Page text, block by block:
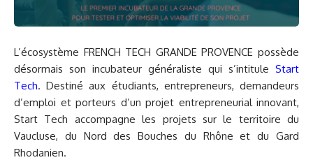
L’écosystème FRENCH TECH GRANDE PROVENCE possède
désormais son incubateur généraliste qui s’intitule Start
Tech. Destiné aux étudiants, entrepreneurs, demandeurs
d’emploi et porteurs d’un projet entrepreneurial innovant,
Start Tech accompagne les projets sur le territoire du
Vaucluse, du Nord des Bouches du Rhône et du Gard
Rhodanien.